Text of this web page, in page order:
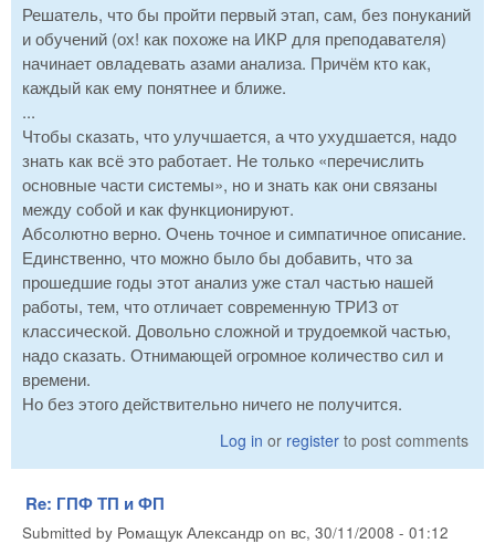
Решатель, что бы пройти первый этап, сам, без понуканий
и обучений (ох! как похоже на ИКР для преподавателя)
начинает овладевать азами анализа. Причём кто как,
каждый как ему понятнее и ближе.
...
Чтобы сказать, что улучшается, а что ухудшается, надо
знать как всё это работает. Не только «перечислить
основные части системы», но и знать как они связаны
между собой и как функционируют.
Абсолютно верно. Очень точное и симпатичное описание.
Единственно, что можно было бы добавить, что за
прошедшие годы этот анализ уже стал частью нашей
работы, тем, что отличает современную ТРИЗ от
классической. Довольно сложной и трудоемкой частью,
надо сказать. Отнимающей огромное количество сил и
времени.
Но без этого действительно ничего не получится.
Log in or register to post comments
Re: ГПФ ТП и ФП
Submitted by Ромащук Александр on вс, 30/11/2008 - 01:12